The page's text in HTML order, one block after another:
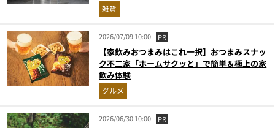
雑貨
2026/07/09 10:00 PR
【家飲みおつまみはこれ一択】おつまみスナッ
ク不二家「ホームサクッと」で簡単＆極上の家
飲み体験
グルメ
2026/06/30 10:00 PR